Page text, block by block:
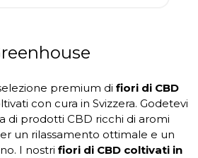
premium di fiori di CBD
con cura in Svizzera. Godetevi
di prodotti CBD ricchi di aromi
un rilassamento ottimale e un
I nostri fiori di CBD coltivati in